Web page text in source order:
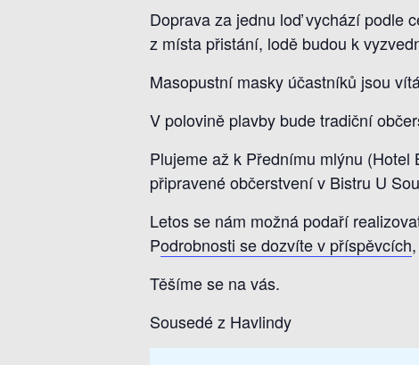
Doprava za jednu loď vychází podle
z místa přistání, lodě budou k
Masopustní masky účastníků jsou
V polovině plavby bude tradiční
Plujeme až k Přednímu mlýnu
připravené občerstvení v Bistru U
Letos se nám možná podaří
Podrobnosti se dozvíte v příspěvcích
Těšíme se na vás.
Sousedé z Havlindy